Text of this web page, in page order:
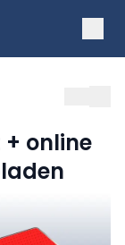
online